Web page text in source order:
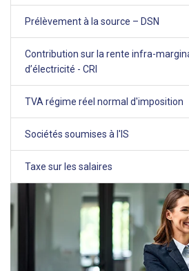
Prélèvement à la source – DSN
Contribution sur la rente infra-
d’électricité - CRI
TVA régime réel normal d'imposition
Sociétés soumises à l'IS
Taxe sur les salaires